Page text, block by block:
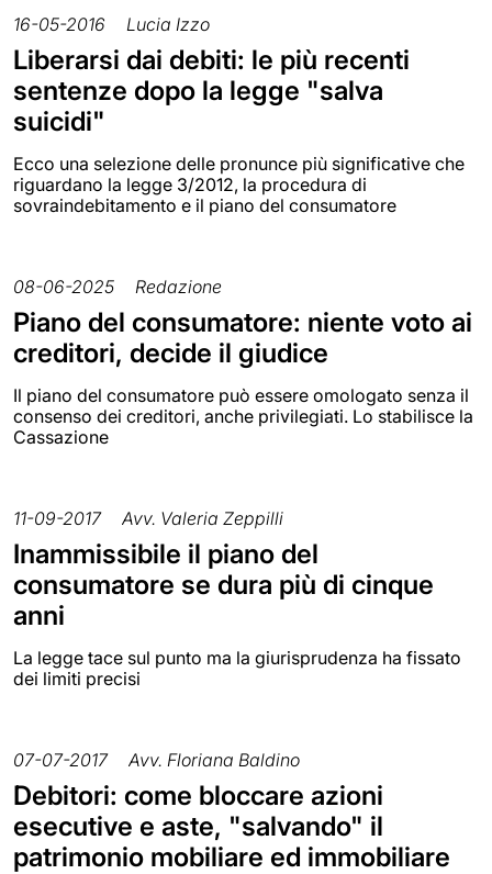
16-05-2016 Lucia Izzo
Liberarsi dai debiti: le più recenti
sentenze dopo la legge "salva
suicidi"
Ecco una selezione delle pronunce più significative che
riguardano la legge 3/2012, la procedura di
sovraindebitamento e il piano del consumatore
08-06-2025 Redazione
Piano del consumatore: niente voto ai
creditori, decide il giudice
Il piano del consumatore può essere omologato senza il
consenso dei creditori, anche privilegiati. Lo stabilisce la
Cassazione
11-09-2017 Avv. Valeria Zeppilli
Inammissibile il piano del
consumatore se dura più di cinque
anni
La legge tace sul punto ma la giurisprudenza ha fissato
dei limiti precisi
07-07-2017 Avv. Floriana Baldino
Debitori: come bloccare azioni
esecutive e aste, "salvando" il
patrimonio mobiliare ed immobiliare